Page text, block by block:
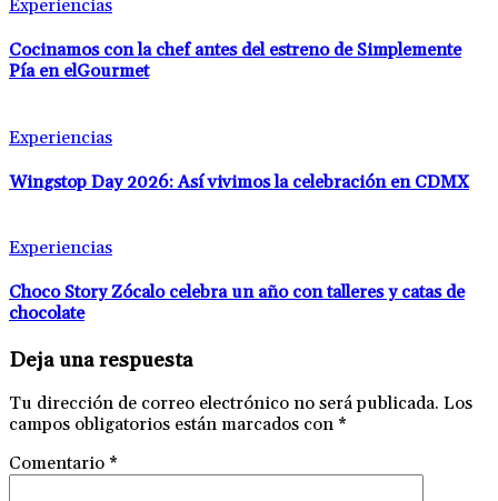
Experiencias
Cocinamos con la chef antes del estreno de Simplemente
Pía en elGourmet
Experiencias
Wingstop Day 2026: Así vivimos la celebración en CDMX
Experiencias
Choco Story Zócalo celebra un año con talleres y catas de
chocolate
Deja una respuesta
Tu dirección de correo electrónico no será publicada. Los
campos obligatorios están marcados con *
Comentario *